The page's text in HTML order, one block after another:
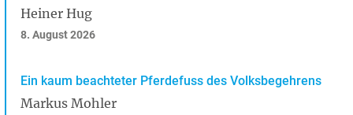
Heiner Hug
8. August 2026
Ein kaum beachteter Pferdefuss des Volksbegehrens
Markus Mohler